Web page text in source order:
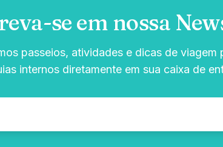
se em nossa
passeios, atividades e dicas de viagem
internos diretamente em sua caixa de